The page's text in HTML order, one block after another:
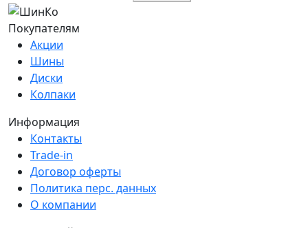
Покупателям
Акции
Шины
Диски
Колпаки
Информация
Контакты
Trade-in
Договор оферты
Политика перс. данных
О компании